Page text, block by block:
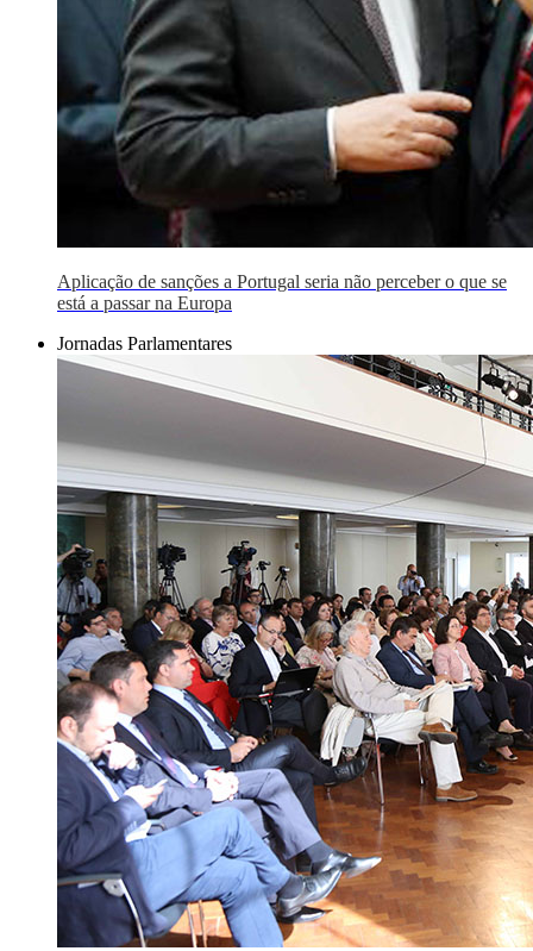
Aplicação de sanções a Portugal seria não perceber o que se
está a passar na Europa
Jornadas Parlamentares